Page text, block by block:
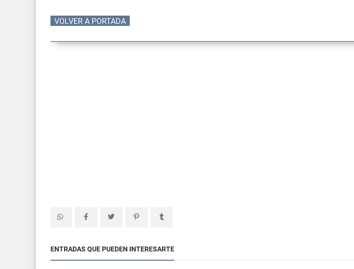
VOLVER A PORTADA
ENTRADAS QUE PUEDEN INTERESARTE